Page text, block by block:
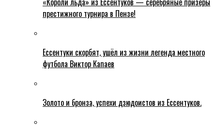
престижного турнира в Пензе!
Ессентуки скорбят, ушёл из жизни легенда местного
футбола Виктор Капаев
Золото и бронза, успехи дзюдоистов из Ессентуков.